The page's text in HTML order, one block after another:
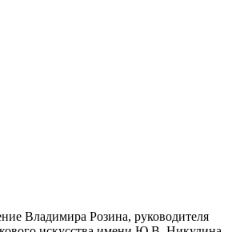
Владимира Розина, руководителя